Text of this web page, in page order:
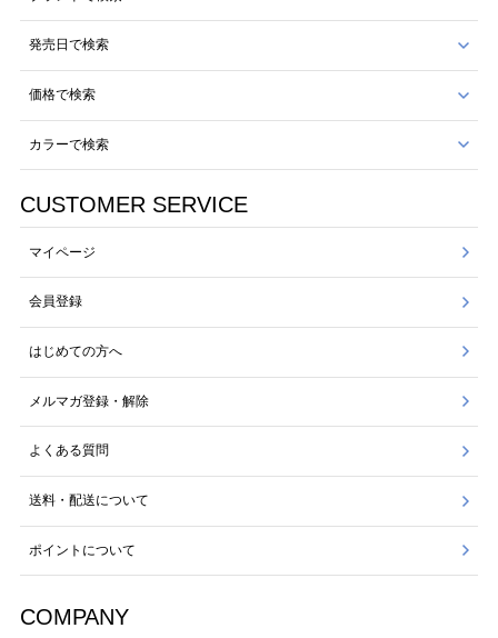
発売日で検索
価格で検索
カラーで検索
CUSTOMER SERVICE
マイページ
会員登録
はじめての方へ
メルマガ登録・解除
よくある質問
送料・配送について
ポイントについて
COMPANY